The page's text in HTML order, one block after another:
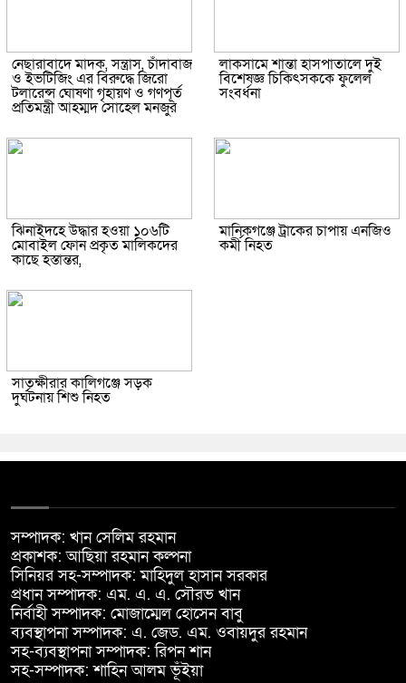
নেছারাবাদে মাদক, সন্ত্রাস, চাঁদাবাজ
ও ইভটিজিং এর বিরুদ্ধে জিরো
টলারেন্স ঘোষণা গৃহায়ণ ও গণপূর্ত
প্রতিমন্ত্রী আহম্মদ সোহেল মনজুর
লাকসামে শান্তা হাসপাতালে দুই
বিশেষজ্ঞ চিকিৎসককে ফুলেল
সংবর্ধনা
ঝিনাইদহে উদ্ধার হওয়া ১০৬টি
মোবাইল ফোন প্রকৃত মালিকদের
কাছে হস্তান্তর,
মানিকগঞ্জে ট্রাকের চাপায় এনজিও
কর্মী নিহত
সাতক্ষীরার কালিগঞ্জে সড়ক
দুর্ঘটনায় শিশু নিহত
সম্পাদক: খান সেলিম রহমান
প্রকাশক: আছিয়া রহমান কল্পনা
সিনিয়র সহ-সম্পাদক: মাহিদুল হাসান সরকার
প্রধান সম্পাদক: এম. এ. এ. সৌরভ খান
নির্বাহী সম্পাদক: মোজাম্মেল হোসেন বাবু
ব্যবস্থাপনা সম্পাদক: এ. জেড. এম. ওবায়দুর রহমান
সহ-ব্যবস্থাপনা সম্পাদক: রিপন শান
সহ-সম্পাদক: শাহিন আলম ভূঁইয়া